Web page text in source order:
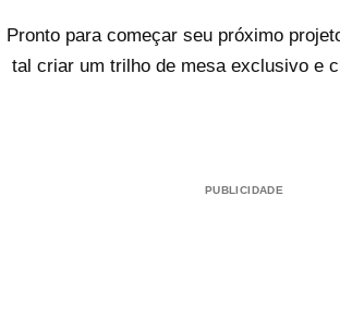
Pronto para começar seu próximo
tal criar um trilho de mesa exclusivo e
PUBLICIDADE